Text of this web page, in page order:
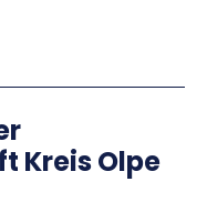
Kreis Olpe